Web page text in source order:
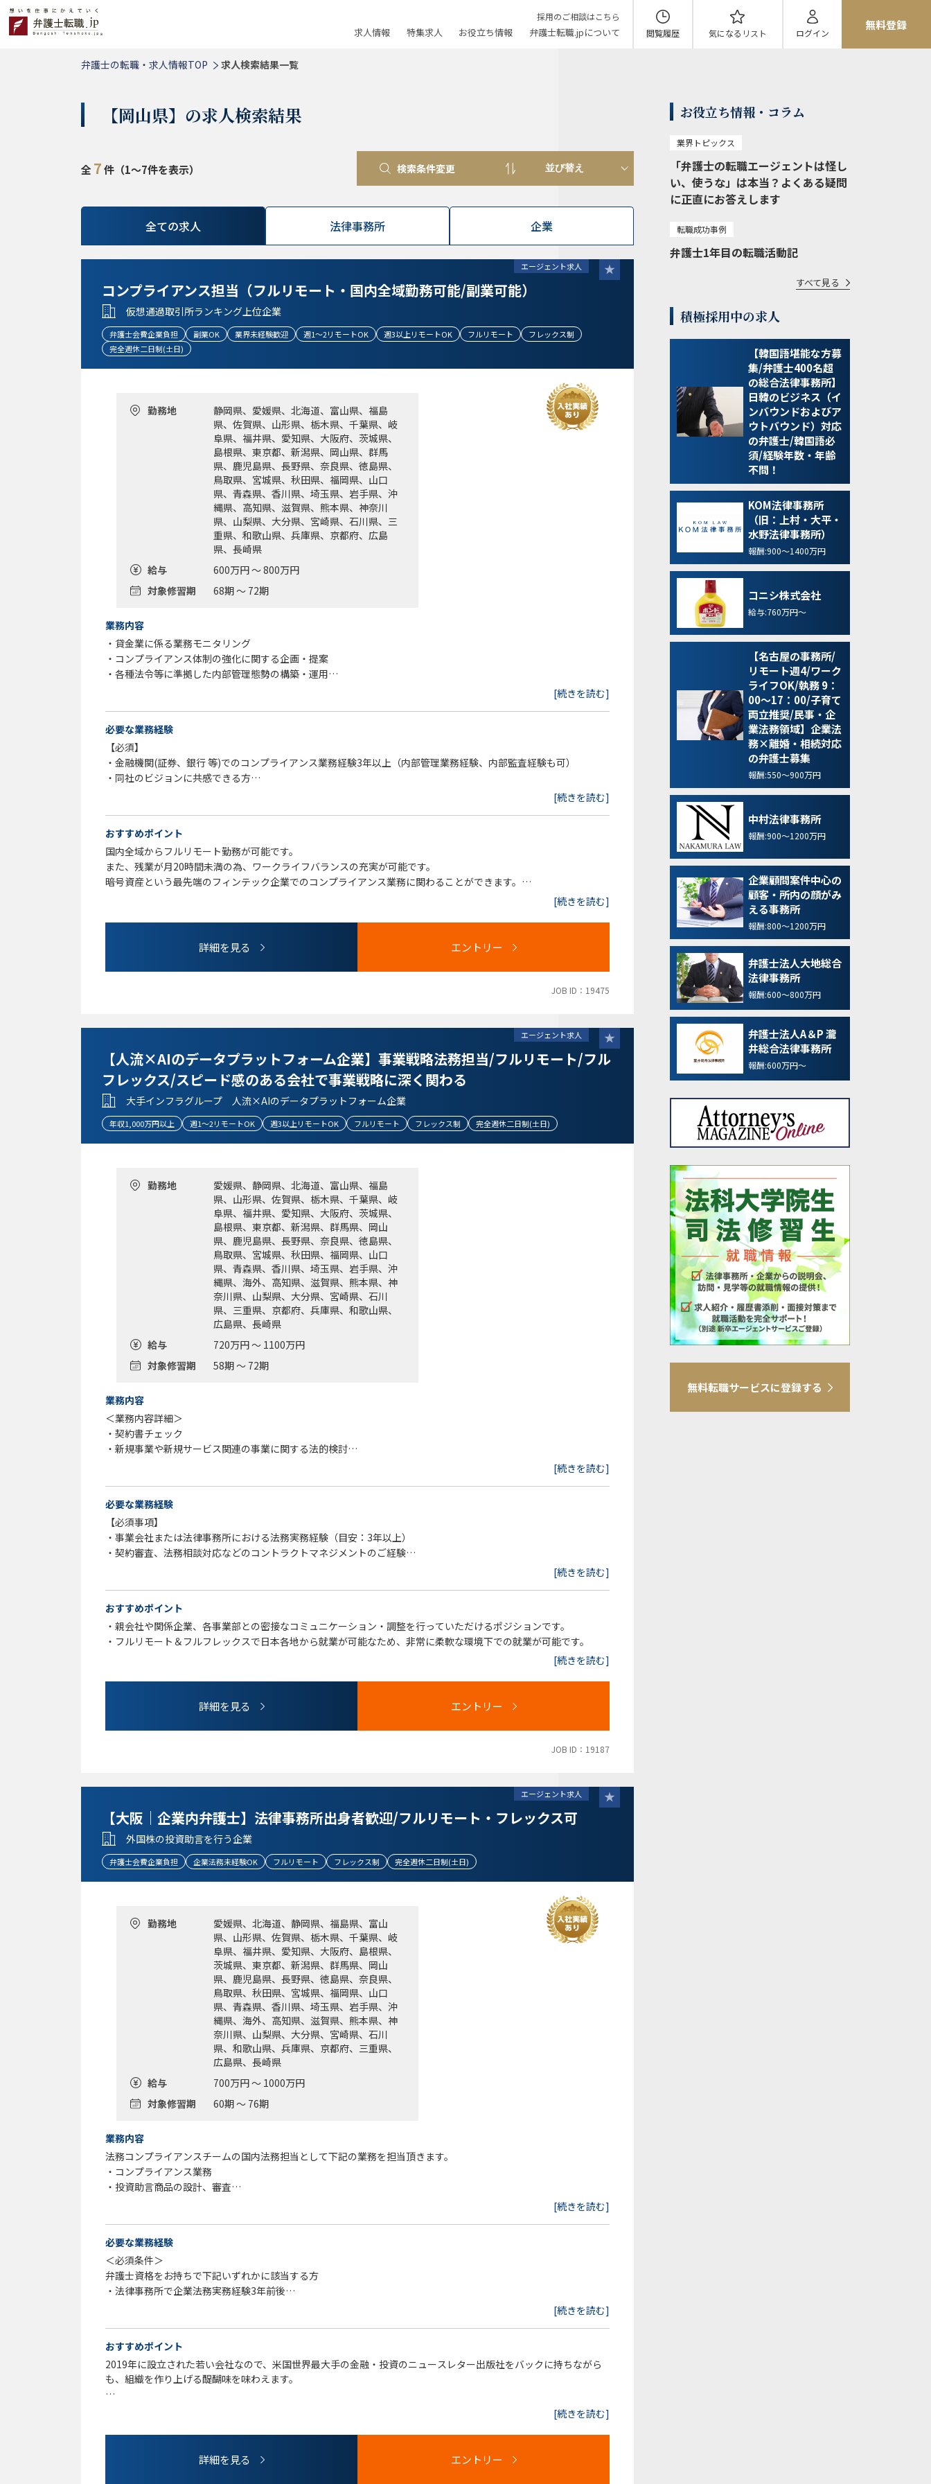
採用のご相談はこちら
求人情報 特集求人 お役立ち情報 弁護士転職.jpについて 閲覧履歴 気になる リスト ログイン
無料登録
弁護士の転職・求人情報TOP 求人検索結果一覧
【岡山県】の求人検索結果
全 7件（1～7件を表示） 検索条件変更
全ての求人 法律事務所 企業
エージェント求人
コンプライアンス担当（フルリモート・国内全域勤務可能/副業可能）
仮想通過取引所ランキング上位企業
弁護士会費企業負担 副業OK 業界未経験歓迎 週1～2リモートOK 週3以上リモートOK フルリモート
フレックス制
完全週休二日制(土日)
勤務地
静岡県、愛媛県、北海道、富山県、福島
県、佐賀県、山形県、栃木県、千葉県、岐
阜県、福井県、愛知県、大阪府、茨城県、
島根県、東京都、新潟県、岡山県、群馬
県、鹿児島県、長野県、奈良県、徳島県、
鳥取県、宮城県、秋田県、福岡県、山口
県、青森県、香川県、埼玉県、岩手県、沖
縄県、高知県、滋賀県、熊本県、神奈川
県、山梨県、大分県、宮崎県、石川県、三
重県、和歌山県、兵庫県、京都府、広島
県、長崎県
給与
600万円 ～ 800万円
対象修習期
68期 ～ 72期
業務内容
・貸金業に係る業務モニタリング
・コンプライアンス体制の強化に関する企画・提案
・各種法令等に準拠した内部管理態勢の構築・運用
・広告審査業務
・暗号資産関係情報等の管理
・監督官庁対応
・その他コンプライアンス推進に付随する業務
（変更の範囲）
同上
[続きを読む]
必要な業務経験
【必須】
・金融機関(証券、銀行 等)でのコンプライアンス業務経験3年以上（内部管理業務経験、内部監査経験も可）
・同社のビジョンに共感できる方
・内部管理責任者資格(証券、金融先物 等)
・貸金業務取扱主任者資格
・内部監査に関する資格(公認内部監査人 等)
・ガバナンスや内部統制に関する指導・支援の経験
・顧客交付書面に係る整備経験
・Pマーク運用経験
・他部署対する業務指導等の経験を有し、コミュニケーションを円滑に図れる方
・自ら文献を調べながら前向きに業務に取り組める方
・Fintech(暗号資産)関連技術を普及させ、世の中を良い方向に変えていく想いがある方
・Pマーク取得や運用経験をお持ちの方
・暗号資産に係る知見があり業界への興味が強い方
[続きを読む]
おすすめポイント
国内全域からフルリモート勤務が可能です。
また、残業が月20時間未満の為、ワークライフバランスの充実が可能です。
暗号資産という最先端のフィンテック企業でのコンプライアンス業務に関わることができます。
[続きを読む]
詳細を見る エントリー
JOB ID：19475
エージェント求人
【人流×AIのデータプラットフォーム企業】事業戦略法務担当/フルリモート/フル
フレックス/スピード感のある会社で事業戦略に深く関わる
大手インフラグループ 人流×AIのデータプラットフォーム企業
年収1,000万円以上 週1～2リモートOK 週3以上リモートOK フルリモート フレックス制 完全週休二日制(土日)
勤務地
愛媛県、静岡県、北海道、富山県、福島
県、山形県、佐賀県、栃木県、千葉県、岐
阜県、福井県、愛知県、大阪府、茨城県、
島根県、東京都、新潟県、群馬県、岡山
県、鹿児島県、長野県、奈良県、徳島県、
鳥取県、宮城県、秋田県、福岡県、山口
県、青森県、香川県、埼玉県、岩手県、沖
縄県、海外、高知県、滋賀県、熊本県、神
奈川県、山梨県、大分県、宮崎県、石川
県、三重県、京都府、兵庫県、和歌山県、
広島県、長崎県
給与
720万円 ～ 1100万円
対象修習期
58期 ～ 72期
業務内容
＜業務内容詳細＞
・契約書チェック
・新規事業や新規サービス関連の事業に関する法的検討
・各種プロジェクト参画等による事業部門支援
[続きを読む]
必要な業務経験
【必須事項】
・事業会社または法律事務所における法務実務経験（目安：3年以上）
・契約審査、法務相談対応などのコントラクトマネジメントのご経験
以下のいずれかの経験のある方は歓迎します
・IT／SaaS／プラットフォームビジネス等に関する法務経験
・データ利活用やデジタル領域に関する知見・実務経験
[続きを読む]
おすすめポイント
・親会社や関係企業、各事業部との密接なコミュニケーション・調整を行っていただけるポジションです。
・フルリモート＆フルフレックスで日本各地から就業が可能なため、非常に柔軟な環境下での就業が可能です。
[続きを読む]
詳細を見る エントリー
JOB ID：19187
エージェント求人
【大阪｜企業内弁護士】法律事務所出身者歓迎/フルリモート・フレックス可
外国株の投資助言を行う企業
弁護士会費企業負担 企業法務未経験OK フルリモート フレックス制 完全週休二日制(土日)
勤務地
愛媛県、北海道、静岡県、福島県、富山
県、山形県、佐賀県、栃木県、千葉県、岐
阜県、福井県、愛知県、大阪府、島根県、
茨城県、東京都、新潟県、群馬県、岡山
県、鹿児島県、長野県、徳島県、奈良県、
鳥取県、秋田県、宮城県、福岡県、山口
県、青森県、香川県、埼玉県、岩手県、沖
縄県、海外、高知県、滋賀県、熊本県、神
奈川県、山梨県、大分県、宮崎県、石川
県、和歌山県、兵庫県、京都府、三重県、
広島県、長崎県
給与
700万円 ～ 1000万円
対象修習期
60期 ～ 76期
業務内容
法務コンプライアンスチームの国内法務担当として下記の業務を担当頂きます。
・コンプライアンス業務
・投資助言商品の設計、審査
・法律相談（グループ会社も含む）、顧問弁護士の窓口対応
・訴訟対応（顧問弁護士との連携）
・知財関連（商標・著作権の管理、著作権侵害に対する対応、等）
・法的調査全般
※変更の範囲：会社の定める業務とする
[続きを読む]
必要な業務経験
＜必須条件＞
弁護士資格をお持ちで下記いずれかに該当する方
・法律事務所で企業法務実務経験3年前後
＜歓迎要項＞
・ビジネス的な思考力をお持ちの方
・コミュニケーション能力が高い方
・自発的に行動ができる方
[続きを読む]
おすすめポイント
2019年に設立された若い会社なので、米国世界最大手の金融・投資のニュースレター出版社をバックに持ちながら
も、組織を作り上げる醍醐味を味わえます。
自主性を尊重しており、率先してやりたいことを任せてもらえる環境です。グループ会社の各法務担当と連携をと
フルリモート、フレックス制度が導入されており、非常に柔軟に働くことができます。同社はグループ会社含め、子
育て中の女性の方が多く、ワークライフバランスを重視しながらも、法務としてのキャリアを目指せるポジションで
[続きを読む]
詳細を見る エントリー
お役立ち情報・コラム
業界トピックス
「弁護士の転職エージェントは怪し
い、使うな」は本当？よくある疑問
に正直にお答えします
転職成功事例
弁護士1年目の転職活動記
すべて見る
積極採用中の求人
【韓国語堪能な方募
集/弁護士400名超
の総合法律事務所】
日韓のビジネス（イ
ンバウンドおよびア
ウトバウンド）対応
の弁護士/韓国語必
須/経験年数・年齢
不問！
KOM法律事務所
（旧：上村・大平・
水野法律事務所）
報酬:900～1400万円
コニシ株式会社
給与:760万円～
【名古屋の事務所/
リモート週4/ワーク
ライフOK/執務 9：
00～17：00/子育て
両立推奨/民事・企
業法務領域】企業法
務×離婚・相続対応
の弁護士募集
報酬:550～900万円
中村法律事務所
報酬:900～1200万円
企業顧問案件中心の
顧客・所内の顔がみ
える事務所
報酬:800～1200万円
弁護士法人大地総合
法律事務所
報酬:600～800万円
弁護士法人A＆P 瀧
井総合法律事務所
報酬:600万円～
無料転職サービスに登録する